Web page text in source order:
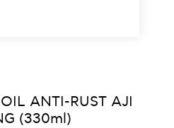
ANTI-RUST AJI
(330ml)